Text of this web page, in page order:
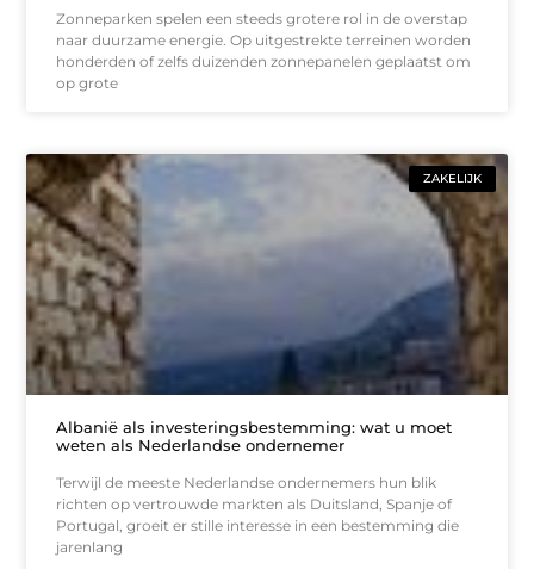
Zonneparken spelen een steeds grotere rol in de overstap
naar duurzame energie. Op uitgestrekte terreinen worden
honderden of zelfs duizenden zonnepanelen geplaatst om
op grote
ZAKELIJK
Albanië als investeringsbestemming: wat u moet
weten als Nederlandse ondernemer
Terwijl de meeste Nederlandse ondernemers hun blik
richten op vertrouwde markten als Duitsland, Spanje of
Portugal, groeit er stille interesse in een bestemming die
jarenlang